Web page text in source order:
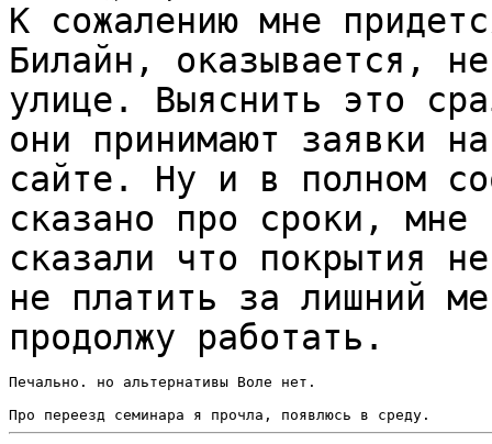
К сожалению мне
Билайн, оказывается,
улице. Выяснить это
они принимают заявки
сайте. Ну и в полном
сказано про сроки, мне
сказали что покрытия
не платить за лишний
продолжу работать.
Печально. но альтернативы Воле нет.